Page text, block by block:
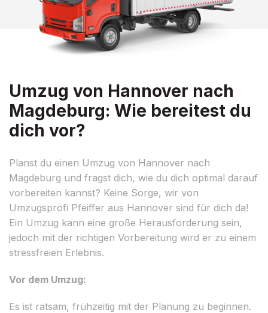
Umzug von Hannover nach
Magdeburg: Wie bereitest du
dich vor?
Planst du einen Umzug von Hannover nach
Magdeburg und fragst dich, wie du dich optimal darauf
vorbereiten kannst? Keine Sorge, wir von
Umzugsprofi Pfeiffer aus Hannover sind für dich da!
Ein Umzug kann eine große Herausforderung sein,
jedoch mit der richtigen Vorbereitung wird er zu einem
stressfreien Erlebnis.
Vor dem Umzug:
Es ist ratsam, frühzeitig mit der Planung zu beginnen.